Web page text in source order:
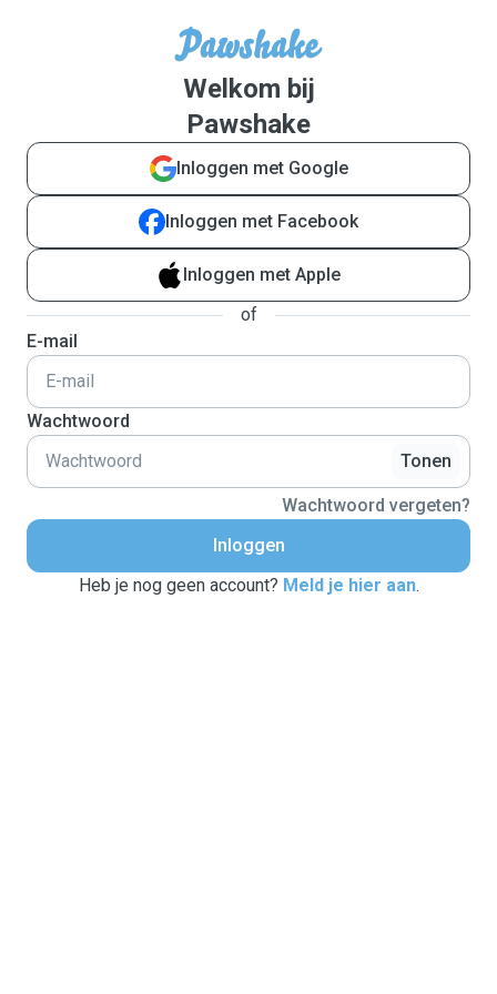
Welkom bij
Pawshake
Inloggen met Google
Inloggen met Facebook
Inloggen met Apple
of
E-mail
Wachtwoord
Tonen
Wachtwoord vergeten?
Inloggen
Heb je nog geen account? Meld je hier aan.